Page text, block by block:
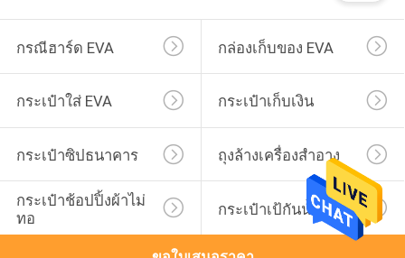
กรณีฮาร์ด EVA กล่องเก็บของ EVA
กระเป๋าใส่ EVA กระเป๋าเก็บเงิน
กระเป๋าซิปธนาคาร ถุงล้างเครื่องสำอาง
กระเป๋าช้อปปิ้งผ้าไม่
ทอ
กระเป๋าเป้กันน้ำ